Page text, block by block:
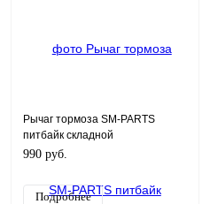
Рычаг тормоза SM-PARTS
питбайк складной
990 руб.
Подробнее